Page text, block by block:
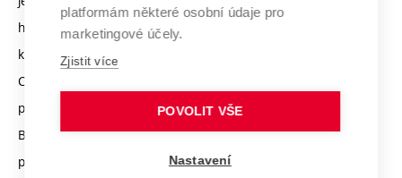
hodnoty předmětů na VUT. (Dostupné na: Směrnice o
kreditování).
Celkové shrnutí výpočtu kreditů bakalářského studijního
programu Ekonomika a management:
Bod 38: 117 > 90 (50 % ze 180) Povinné předměty společné
pro všechny specializace převažují.
platformám některé osobní údaje pro
marketingové účely.
Zjistit více
POVOLIT VŠE
Nastavení